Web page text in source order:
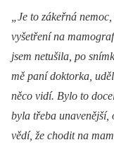
„Je to zákeřná
vyšetření na
jsem netušila, po
mě paní doktorka,
něco vidí. Bylo to
byla třeba unavenější,
vědí, že chodit na